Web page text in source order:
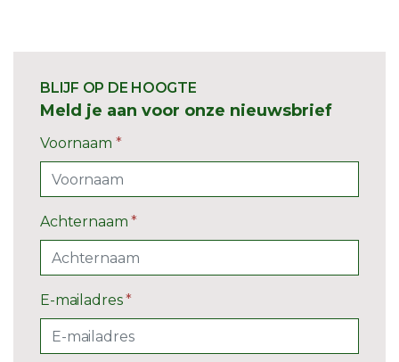
BLIJF OP DE HOOGTE
Meld je aan voor onze nieuwsbrief
Voornaam *
Achternaam*
E-mailadres*